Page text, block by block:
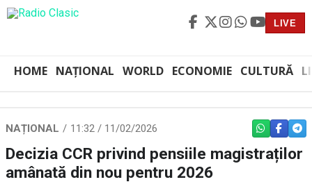
LIVE
HOME NAȚIONAL WORLD ECONOMIE CULTURĂ
NAȚIONAL 11:32 / 11/02/2026 WHATSAPP
Decizia CCR privind pensiile magistraților
amânată din nou pentru 2026